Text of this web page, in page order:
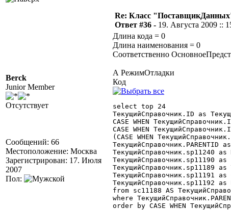
Berck
Junior Member
Отсутствует
Сообщений: 66
Местоположение: Москва
Зарегистрирован: 17. Июля
2007
Пол:
Re: Класс
Ответ #36 - 19. Августа 2009 ::
Длина кода = 0
Длина наименования = 0
Соответственно
А РежимОтладки
Код
select top 24
ТекущийСправочник.ID as
CASE WHEN
CASE WHEN
(CASE WHEN
ТекущийСправочник.PARENTID
ТекущийСправочник.sp11240 as
ТекущийСправочник.sp11190 as
ТекущийСправочник.sp11189 as
ТекущийСправочник.sp11191 as
ТекущийСправочник.sp11192 as
from sc11188 AS
where
order by CASE WHEN